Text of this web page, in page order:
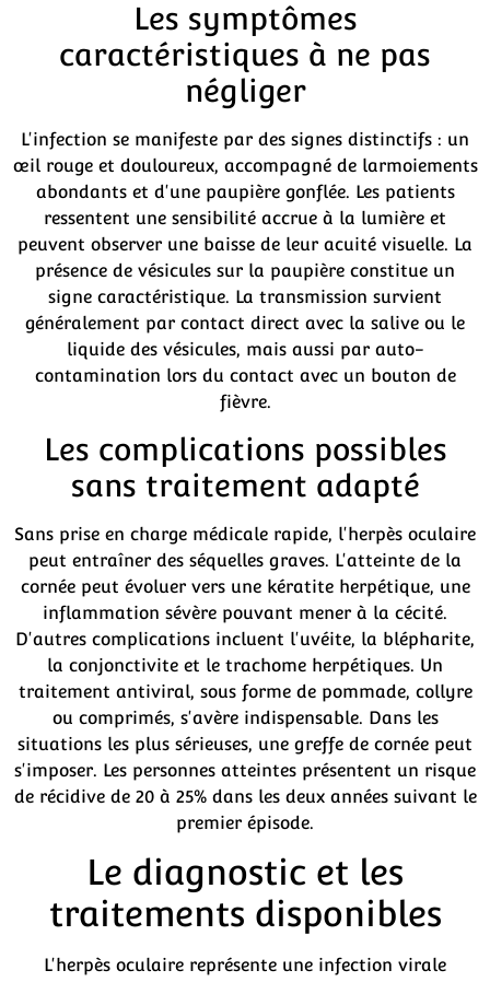
Les symptômes
caractéristiques à ne pas
négliger
L'infection se manifeste par des signes distinctifs : un
œil rouge et douloureux, accompagné de larmoiements
abondants et d'une paupière gonflée. Les patients
ressentent une sensibilité accrue à la lumière et
peuvent observer une baisse de leur acuité visuelle. La
présence de vésicules sur la paupière constitue un
signe caractéristique. La transmission survient
généralement par contact direct avec la salive ou le
liquide des vésicules, mais aussi par auto-
contamination lors du contact avec un bouton de
fièvre.
Les complications possibles
sans traitement adapté
Sans prise en charge médicale rapide, l'herpès oculaire
peut entraîner des séquelles graves. L'atteinte de la
cornée peut évoluer vers une kératite herpétique, une
inflammation sévère pouvant mener à la cécité.
D'autres complications incluent l'uvéite, la blépharite,
la conjonctivite et le trachome herpétiques. Un
traitement antiviral, sous forme de pommade, collyre
ou comprimés, s'avère indispensable. Dans les
situations les plus sérieuses, une greffe de cornée peut
s'imposer. Les personnes atteintes présentent un risque
de récidive de 20 à 25% dans les deux années suivant le
premier épisode.
Le diagnostic et les
traitements disponibles
L'herpès oculaire représente une infection virale